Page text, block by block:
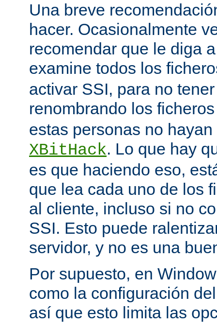
Una breve
hacer. Ocasionalmente
recomendar que le diga
examine todos los
activar SSI, para no
renombrando los
estas personas no
XBitHack. Lo que hay
es que haciendo eso,
que lea cada uno de los
al cliente, incluso si no
SSI. Esto puede
servidor, y no es una
Por supuesto, en
como la configuración
así que esto limita las